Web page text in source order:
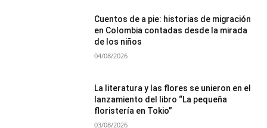
Cuentos de a pie: historias de migración
en Colombia contadas desde la mirada
de los niños
04/08/2026
La literatura y las flores se unieron en el
lanzamiento del libro “La pequeña
floristería en Tokio”
03/08/2026